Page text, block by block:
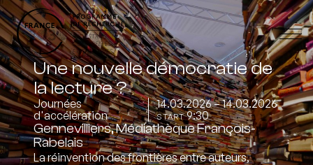
Une nouvelle démocratie de
la lecture ?
Journées
d'accélération
14.03.2026 – 14.03.2026
START9:30
Gennevilliers, Médiathèque François-
Rabelais
La réinvention des frontières entre auteurs,